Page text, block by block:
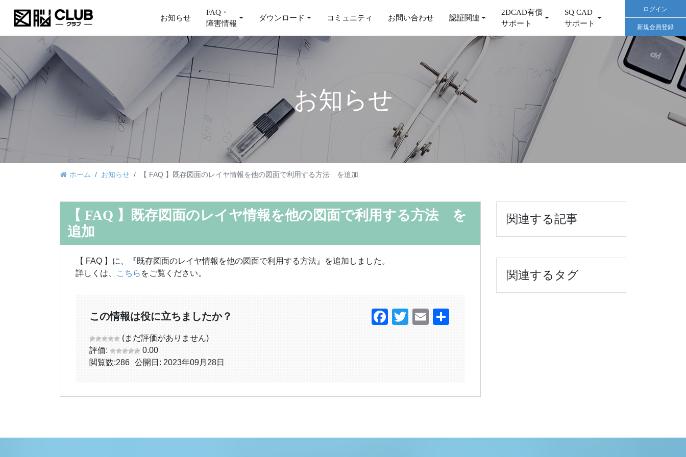
お知らせ
FAQ・
障害情報
ダウンロード コミュニティ お問い合わせ 認証関連
2DCAD有償
サポート
SQ CAD
サポート
ログイン
新規会員登録
お知らせ
ホーム お知らせ 【 FAQ 】既存図面のレイヤ情報を他の図面で利用する方法 を追加
【 FAQ 】既存図面のレイヤ情報を他の図面で利用する方法 を
追加
【 FAQ 】に、『既存図面のレイヤ情報を他の図面で利用する方法』を追加しました。
詳しくは、
こちら をご覧ください。
この情報は役に立ちましたか？
(まだ評価がありません)
評価:
0.00
閲覧数:286 公開日: 2023年09月28日
Facebook
TwitterEmail
関連する記事
関連するタグ